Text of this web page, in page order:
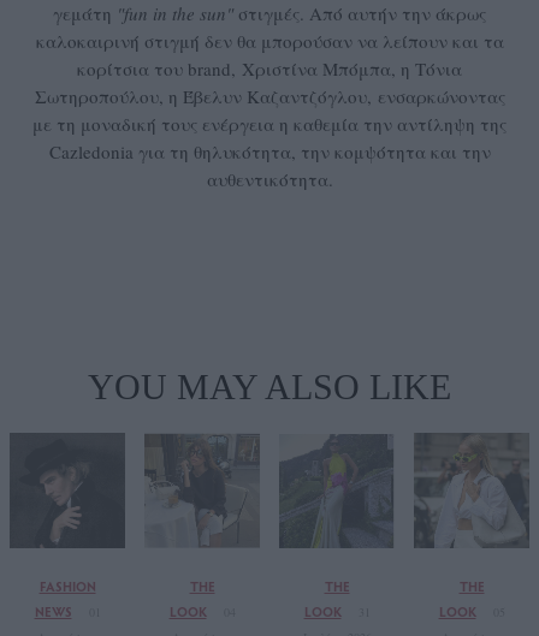
γεμάτη "fun in the sun" στιγμές. Από αυτήν την άκρως
καλοκαιρινή στιγμή δεν θα μπορούσαν να λείπουν και τα
κορίτσια του brand, Χριστίνα Μπόμπα, η Τόνια
Σωτηροπούλου, η Έβελυν Καζαντζόγλου, ενσαρκώνοντας
με τη μοναδική τους ενέργεια η καθεμία την αντίληψη της
Cazledonia για τη θηλυκότητα, την κομψότητα και την
αυθεντικότητα.
YOU MAY ALSO LIKE
FASHION
NEWS
THE
LOOK
THE
LOOK
THE
LOOK